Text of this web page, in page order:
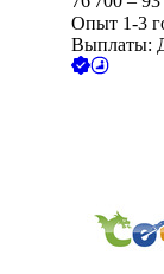
Опыт 1-3
Выплаты: